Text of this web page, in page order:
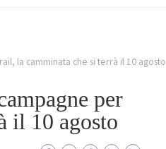
la camminata che si terrà il 10 agosto
per
il 10 agosto